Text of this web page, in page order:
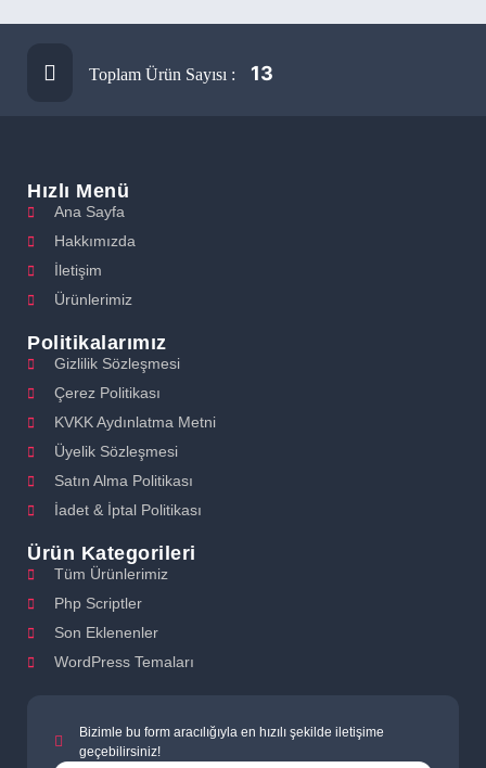
Toplam Ürün Sayısı : 13
Hızlı Menü
Ana Sayfa
Hakkımızda
İletişim
Ürünlerimiz
Politikalarımız
Gizlilik Sözleşmesi
Çerez Politikası
KVKK Aydınlatma Metni
Üyelik Sözleşmesi
Satın Alma Politikası
İadet & İptal Politikası
Ürün Kategorileri
Tüm Ürünlerimiz
Php Scriptler
Son Eklenenler
WordPress Temaları
Bizimle bu form aracılığıyla en hızılı şekilde iletişime
geçebilirsiniz!